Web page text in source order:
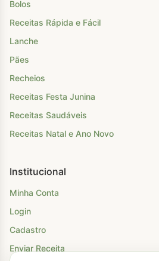
Bolos
Receitas Rápida e Fácil
Lanche
Pães
Recheios
Receitas Festa Junina
Receitas Saudáveis
Receitas Natal e Ano Novo
Institucional
Minha Conta
Login
Cadastro
Enviar Receita